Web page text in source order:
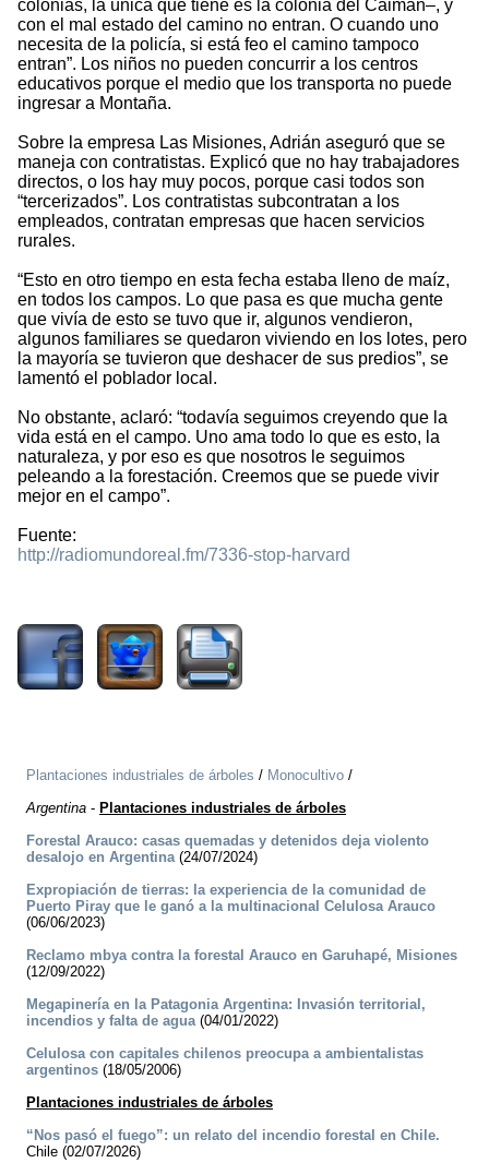
colonias, la única que tiene es la colonia del Caimán–, y
con el mal estado del camino no entran. O cuando uno
necesita de la policía, si está feo el camino tampoco
entran”. Los niños no pueden concurrir a los centros
educativos porque el medio que los transporta no puede
ingresar a Montaña.
Sobre la empresa Las Misiones, Adrián aseguró que se
maneja con contratistas. Explicó que no hay trabajadores
directos, o los hay muy pocos, porque casi todos son
“tercerizados”. Los contratistas subcontratan a los
empleados, contratan empresas que hacen servicios
rurales.
“Esto en otro tiempo en esta fecha estaba lleno de maíz,
en todos los campos. Lo que pasa es que mucha gente
que vivía de esto se tuvo que ir, algunos vendieron,
algunos familiares se quedaron viviendo en los lotes, pero
la mayoría se tuvieron que deshacer de sus predios”, se
lamentó el poblador local.
No obstante, aclaró: “todavía seguimos creyendo que la
vida está en el campo. Uno ama todo lo que es esto, la
naturaleza, y por eso es que nosotros le seguimos
peleando a la forestación. Creemos que se puede vivir
mejor en el campo”.
Fuente:
http://radiomundoreal.fm/7336-stop-harvard
Plantaciones industriales de árboles / Monocultivo /
Argentina - Plantaciones industriales de árboles
Forestal Arauco: casas quemadas y detenidos deja violento
desalojo en Argentina(24/07/2024)
Expropiación de tierras: la experiencia de la comunidad de
Puerto Piray que le ganó a la multinacional Celulosa Arauco
(06/06/2023)
Reclamo mbya contra la forestal Arauco en Garuhapé, Misiones
(12/09/2022)
Megapinería en la Patagonia Argentina: Invasión territorial,
incendios y falta de agua(04/01/2022)
Celulosa con capitales chilenos preocupa a ambientalistas
argentinos (18/05/2006)
Plantaciones industriales de árboles
“Nos pasó el fuego”: un relato del incendio forestal en Chile.
Chile (02/07/2026)